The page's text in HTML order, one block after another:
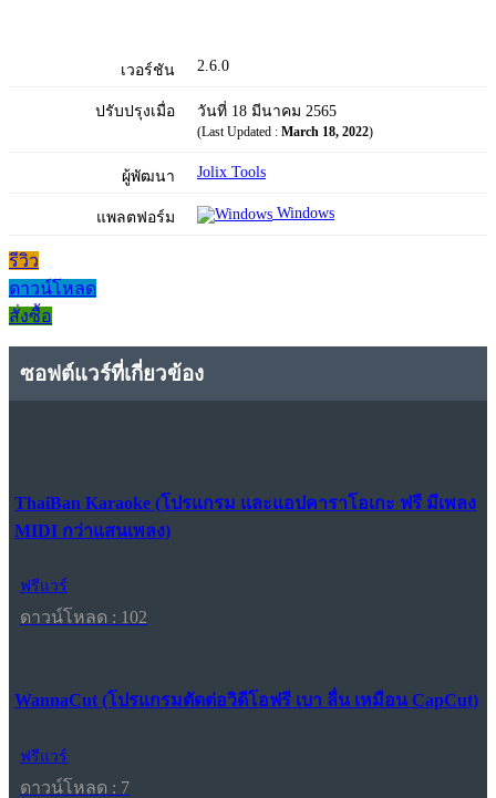
เวอร์ชัน 2.6.0
ปรับปรุงเมื่อ วันที่ 18 มีนาคม 2565
(Last Updated : March 18, 2022)
ผู้พัฒนา Jolix Tools
แพลตฟอร์ม Windows
รีวิว
ดาวน์โหลด
สั่งซื้อ
ซอฟต์แวร์ที่เกี่ยวข้อง
ThaiBan Karaoke (โปรแกรม และแอปคาราโอเกะ ฟรี มีเพลง
MIDI กว่าแสนเพลง)
ฟรีแวร์
ดาวน์โหลด : 102
WannaCut (โปรแกรมตัดต่อวิดีโอฟรี เบา ลื่น เหมือน CapCut)
ฟรีแวร์
ดาวน์โหลด : 7